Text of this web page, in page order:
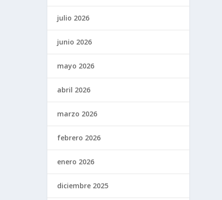
julio 2026
junio 2026
mayo 2026
abril 2026
marzo 2026
febrero 2026
enero 2026
diciembre 2025